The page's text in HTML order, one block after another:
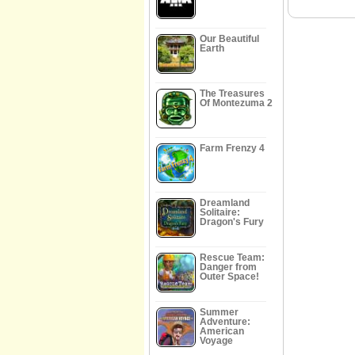
Our Beautiful
Earth
The Treasures
Of Montezuma 2
Farm Frenzy 4
Dreamland
Solitaire:
Dragon's Fury
Rescue Team:
Danger from
Outer Space!
Summer
Adventure:
American
Voyage